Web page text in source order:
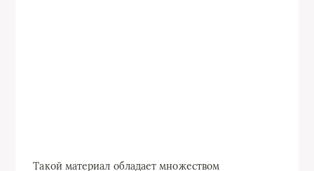
Такой материал обладает множеством